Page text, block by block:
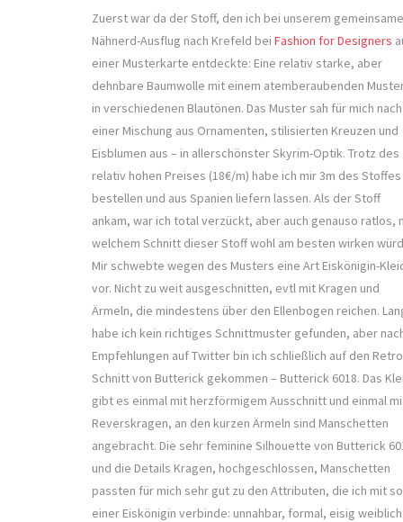
Zuerst war da der Stoff, den ich bei unserem
Nähnerd-Ausflug nach Krefeld bei Fashion for Designers
einer Musterkarte entdeckte: Eine relativ starke, aber
dehnbare Baumwolle mit einem atemberaubenden
in verschiedenen Blautönen. Das Muster sah für mich nach
einer Mischung aus Ornamenten, stilisierten Kreuzen und
Eisblumen aus – in allerschönster Skyrim-Optik. Trotz des
relativ hohen Preises (18€/m) habe ich mir 3m des Stoffes
bestellen und aus Spanien liefern lassen. Als der Stoff
ankam, war ich total verzückt, aber auch genauso ratlos,
welchem Schnitt dieser Stoff wohl am besten wirken
Mir schwebte wegen des Musters eine Art Eiskönigin-
vor. Nicht zu weit ausgeschnitten, evtl mit Kragen und
Ärmeln, die mindestens über den Ellenbogen reichen.
habe ich kein richtiges Schnittmuster gefunden, aber
Empfehlungen auf Twitter bin ich schließlich auf den
Schnitt von Butterick gekommen – Butterick 6018. Das
gibt es einmal mit herzförmigem Ausschnitt und einmal
Reverskragen, an den kurzen Ärmeln sind Manschetten
angebracht. Die sehr feminine Silhouette von Butterick
und die Details Kragen, hochgeschlossen, Manschetten
passten für mich sehr gut zu den Attributen, die ich mit so
einer Eiskönigin verbinde: unnahbar, formal, eisig weiblich